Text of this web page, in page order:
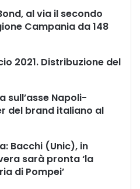
al via il secondo
Campania da 148
2021. Distribuzione del
sull’asse Napoli-
del brand italiano al
Bacchi (Unic), in
sarà pronta ‘la
di Pompei’